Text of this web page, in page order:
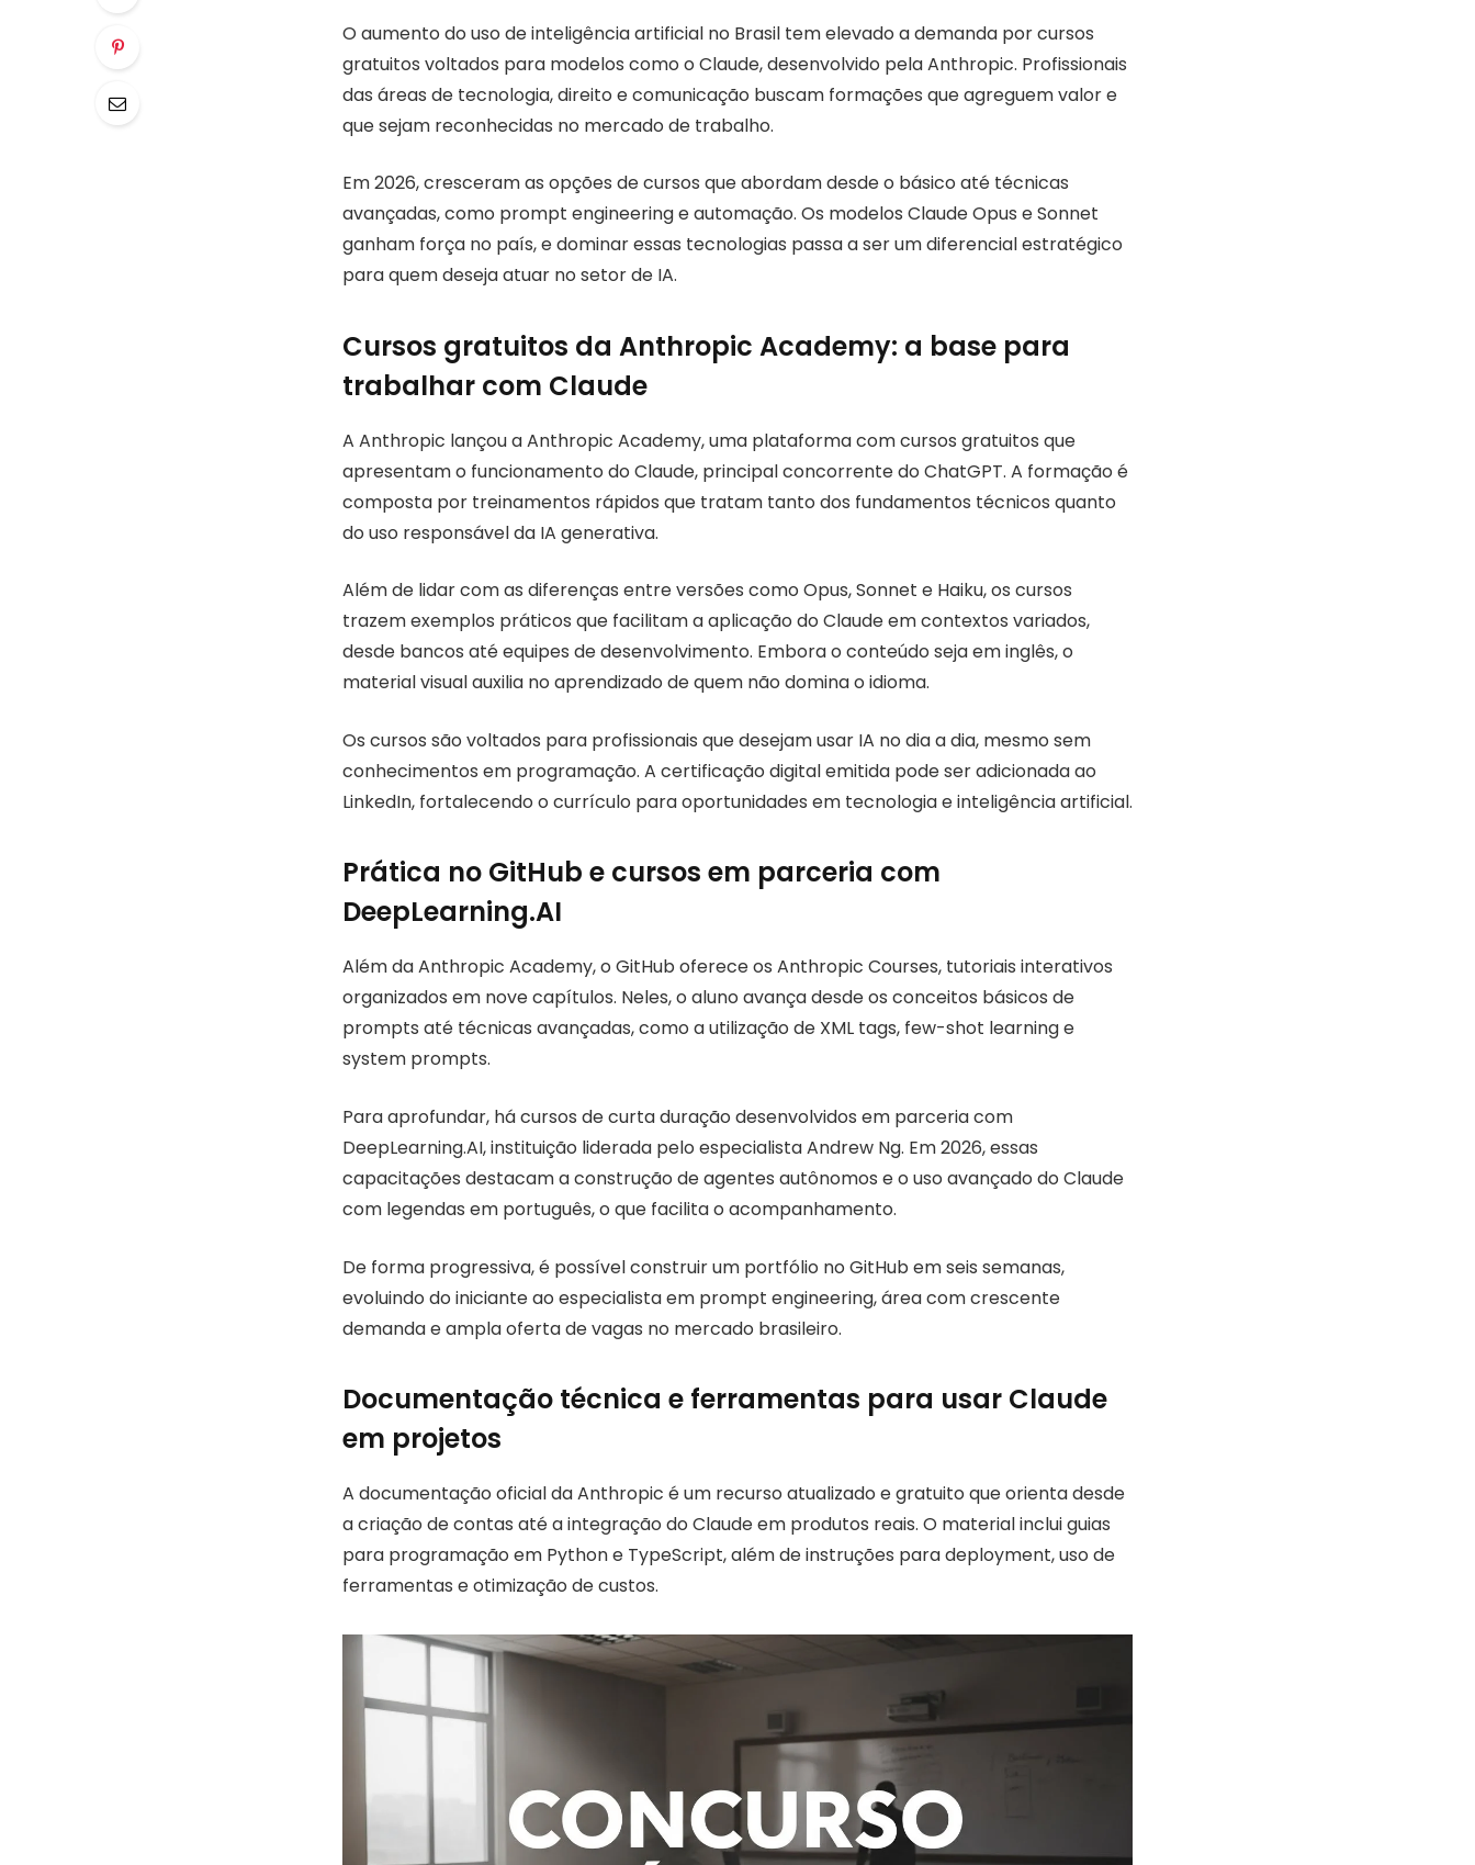
O aumento do uso de inteligência artificial no Brasil tem elevado a demanda por cursos
gratuitos voltados para modelos como o Claude, desenvolvido pela Anthropic. Profissionais
das áreas de tecnologia, direito e comunicação buscam formações que agreguem valor e
que sejam reconhecidas no mercado de trabalho.
Em 2026, cresceram as opções de cursos que abordam desde o básico até técnicas
avançadas, como prompt engineering e automação. Os modelos Claude Opus e Sonnet
ganham força no país, e dominar essas tecnologias passa a ser um diferencial estratégico
para quem deseja atuar no setor de IA.
Cursos gratuitos da Anthropic Academy: a base para
trabalhar com Claude
A Anthropic lançou a Anthropic Academy, uma plataforma com cursos gratuitos que
apresentam o funcionamento do Claude, principal concorrente do ChatGPT. A formação é
composta por treinamentos rápidos que tratam tanto dos fundamentos técnicos quanto
do uso responsável da IA generativa.
Além de lidar com as diferenças entre versões como Opus, Sonnet e Haiku, os cursos
trazem exemplos práticos que facilitam a aplicação do Claude em contextos variados,
desde bancos até equipes de desenvolvimento. Embora o conteúdo seja em inglês, o
material visual auxilia no aprendizado de quem não domina o idioma.
Os cursos são voltados para profissionais que desejam usar IA no dia a dia, mesmo sem
conhecimentos em programação. A certificação digital emitida pode ser adicionada ao
LinkedIn, fortalecendo o currículo para oportunidades em tecnologia e inteligência artificial.
Prática no GitHub e cursos em parceria com
DeepLearning.AI
Além da Anthropic Academy, o GitHub oferece os Anthropic Courses, tutoriais interativos
organizados em nove capítulos. Neles, o aluno avança desde os conceitos básicos de
prompts até técnicas avançadas, como a utilização de XML tags, few-shot learning e
system prompts.
Para aprofundar, há cursos de curta duração desenvolvidos em parceria com
DeepLearning.AI, instituição liderada pelo especialista Andrew Ng. Em 2026, essas
capacitações destacam a construção de agentes autônomos e o uso avançado do Claude
com legendas em português, o que facilita o acompanhamento.
De forma progressiva, é possível construir um portfólio no GitHub em seis semanas,
evoluindo do iniciante ao especialista em prompt engineering, área com crescente
demanda e ampla oferta de vagas no mercado brasileiro.
Documentação técnica e ferramentas para usar Claude
em projetos
A documentação oficial da Anthropic é um recurso atualizado e gratuito que orienta desde
a criação de contas até a integração do Claude em produtos reais. O material inclui guias
para programação em Python e TypeScript, além de instruções para deployment, uso de
ferramentas e otimização de custos.